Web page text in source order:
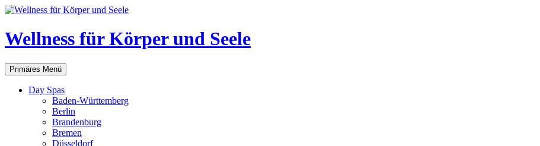
Zum
springen
Wellness für Körper und Seele
Suchen
Primäres Menü
Day Spas
Baden-Württemberg
Berlin
Brandenburg
Bremen
Düsseldorf